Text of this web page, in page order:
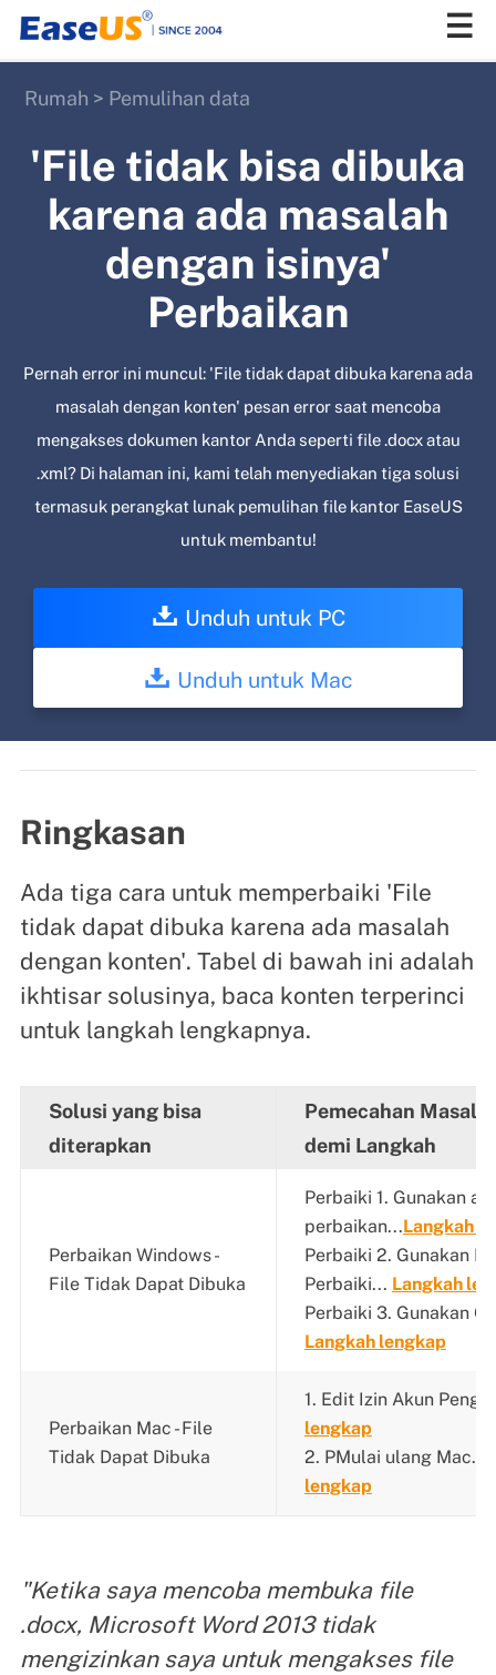
Rumah > Pemulihan data
'File tidak bisa dibuka
karena ada masalah
dengan isinya'
Perbaikan
Pernah error ini muncul: 'File tidak dapat dibuka karena ada
masalah dengan konten' pesan error saat mencoba
mengakses dokumen kantor Anda seperti file .docx atau
.xml? Di halaman ini, kami telah menyediakan tiga solusi
termasuk perangkat lunak pemulihan file kantor EaseUS
untuk membantu!
Unduh untuk PC
Unduh untuk Mac
Ringkasan
Ada tiga cara untuk memperbaiki 'File
tidak dapat dibuka karena ada masalah
dengan konten'. Tabel di bawah ini adalah
ikhtisar solusinya, baca konten terperinci
untuk langkah lengkapnya.
Solusi yang bisa
diterapkan
Pemecahan
demi Langkah
Perbaikan Windows -
File Tidak Dapat Dibuka
Perbaiki 1. Gunakan
perbaikan...Langkah
Perbaiki 2. Gunakan
Perbaiki... Langkah
Perbaiki 3. Gunakan
Langkah lengkap
Perbaikan Mac - File
Tidak Dapat Dibuka
1. Edit Izin Akun
lengkap
2. PMulai ulang Mac...
lengkap
"Ketika saya mencoba membuka file
.docx, Microsoft Word 2013 tidak
mengizinkan saya untuk mengakses file